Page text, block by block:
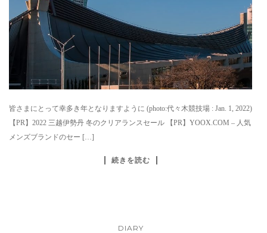
皆さまにとって幸多き年となりますように (photo:代々木競技場 : Jan. 1, 2022)
【PR】2022 三越伊勢丹 冬のクリアランスセール 【PR】YOOX.COM – 人気
メンズブランドのセー […]
続きを読む
DIARY